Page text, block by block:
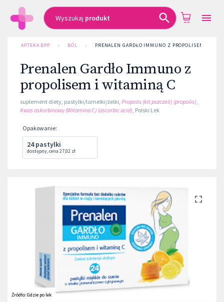
Wyszukaj produkt
APTEKA BPP › BÓL › PRENALEN GARDŁO IMMUNO Z PROPOLISEM I
Prenalen Gardło Immuno z
propolisem i witaminą C
suplement diety, pastylki/lamelki/żelki, Propolis (kit pszczeli) (propolis),
Kwas askorbinowy (Witamina C) (ascorbic acid), Polski Lek
Opakowanie:
24 pastylki
dostępny,cena 27,02 zł
Źródło:Gdzie po lek